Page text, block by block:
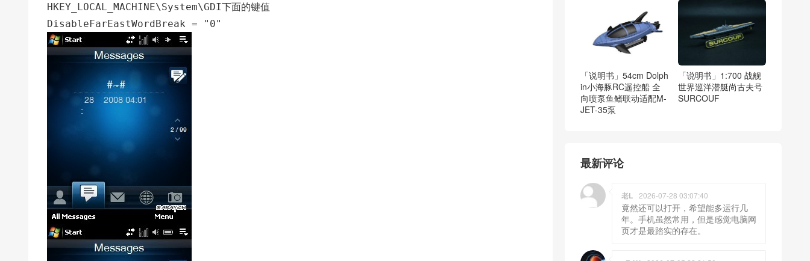
HKEY_LOCAL_MACHINE\System\GDI下面的键值
DisableFarEastWordBreak = "0"
「说明书」54cm Dolph
in小海豚RC遥控船 全
向喷泵鱼鳍联动适配M-
JET-35泵
「说明书」1:700 战舰
世界巡洋潜艇尚古夫号
SURCOUF
最新评论
老L 2026-07-28 03:07:40
竟然还可以打开，希望能多运行几
年。手机虽然常用，但是感觉电脑网
页才是最踏实的存在。